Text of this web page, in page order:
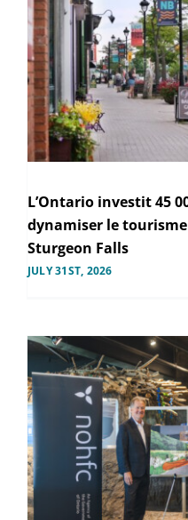
L’Ontario investit 45
dynamiser le
Sturgeon Falls
JULY 31ST, 2026